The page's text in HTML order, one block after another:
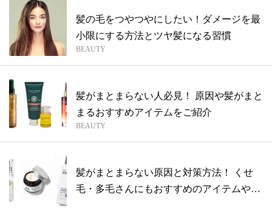
髪の毛をつやつやにしたい！ダメージを最
小限にする方法とツヤ髪になる習慣
BEAUTY
髪がまとまらない人必見！ 原因や髪がまと
まるおすすめアイテムをご紹介
BEAUTY
髪がまとまらない原因と対策方法！ くせ
毛・多毛さんにもおすすめのアイテムや髪